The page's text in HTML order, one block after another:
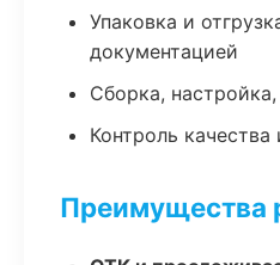
Упаковка и
документацией
Сборка,
Контроль
Преимущества